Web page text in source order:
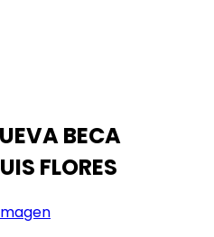
BECA
FLORES